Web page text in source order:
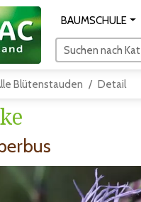
BAUMSCHULE
Suchen nach
Blütenstauden Detail